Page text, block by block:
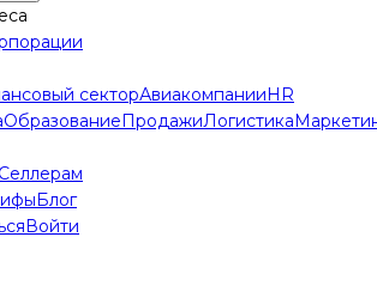
секторАвиакомпанииHR
ОбразованиеПродажиЛогистика
Селлерам
Блог
Войти